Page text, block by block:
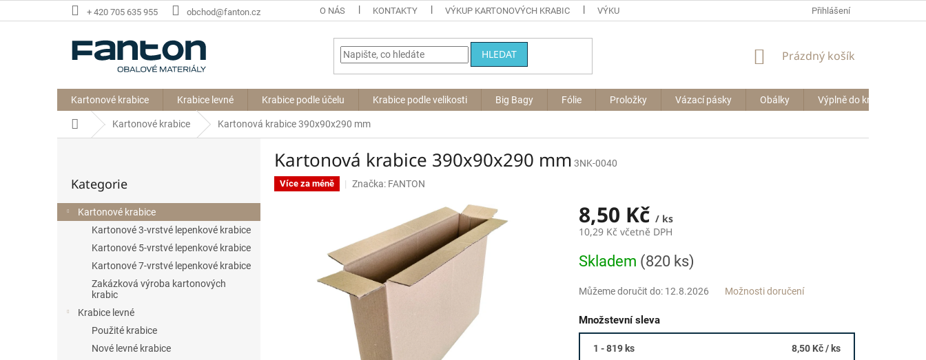
na
+ 420 705 635 955 obchod@fanton.cz O NÁS KONTAKTY VÝKUP KARTONOVÝCH KRABIC VÝKUP BIG BAGŮ Přihlášení
HLEDAT
NÁKUPNÍ
Prázdný košík
Kartonové krabice Krabice levné Krabice podle účelu Krabice podle velikosti Big Bagy Fólie Proložky Vázací pásky Obálky Výplně do krabic
Domů Kartonové krabice Kartonová krabice 390x90x290 mm
r
a
kategorie
Kategorie
Kartonové krabice
Kartonové 3-vrstvé lepenkové krabice
Kartonové 5-vrstvé lepenkové krabice
Kartonové 7-vrstvé lepenkové krabice
Zakázková výroba kartonových
krabic
Krabice levné
Použité krabice
Nové levné krabice
Kartonová krabice 390x90x290 mm 3NK-0040
Více za méně Značka: FANTON
8,50 Kč / ks
10,29 Kč včetně DPH
cena:
Skladem (820 ks)
Můžeme doručit do: 12.8.2026 Možnosti doručení
Množstevní sleva
1 - 819 ks 8,50 Kč/ ks